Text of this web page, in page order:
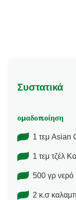
Συστατικά
ομαδοποίηση
1 τεμ Asian
1 τεμ τζέλ
500 γρ νερό
2 κ.σ